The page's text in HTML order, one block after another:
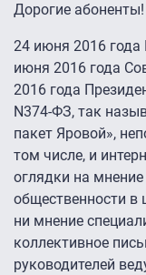
Дорогие абоненты!
24 июня 2016 года
июня 2016 года
2016 года
N374-ФЗ, так
пакет Яровой»,
том числе, и
оглядки на
общественности в
ни мнение
коллективное
руководителей